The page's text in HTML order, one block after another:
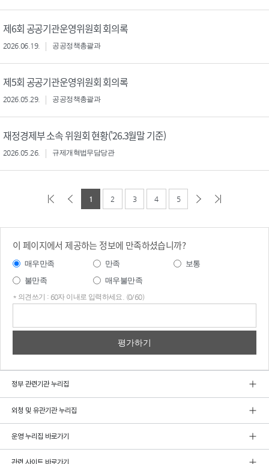
제6회 공공기관운영위원회 회의록
2026.06.19. 공공정책총괄과
제5회 공공기관운영위원회 회의록
2026.05.29. 공공정책총괄과
재정경제부 소속 위원회 현황('26.3월말 기준)
2026.05.26. 규제개혁법무담당관
1 2 3 4 5
이 페이지에서 제공하는 정보에 만족하셨습니까?
매우만족 만족
보통
불만족
매우불만족
* 의견쓰기 : 60자 이내로 입력하세요. (0/60)
정부 관련기관 누리집
외청 및 유관기관 누리집
운영 누리집 바로가기
관련 사이트 바로가기